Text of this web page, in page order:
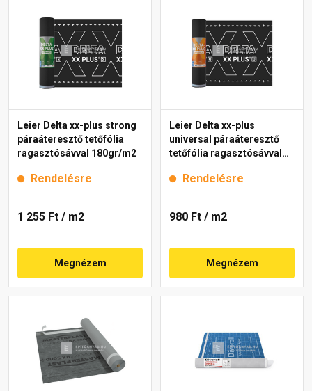
Leier Delta xx-plus strong
páraáteresztő tetőfólia
ragasztósávval 180gr/m2
Rendelésre
1 255 Ft / m2
Megnézem
Leier Delta xx-plus
universal páraáteresztő
tetőfólia ragasztósávval
Rendelésre
980 Ft / m2
Megnézem